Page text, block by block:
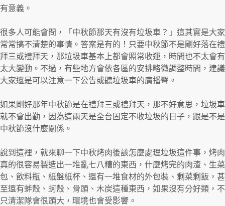
有意義。
很多人可能會問，「中秋節那天有沒有垃圾車？」這其實是大家
常常搞不清楚的事情。答案是有的！只要中秋節不是剛好落在禮
拜三或禮拜天，那垃圾車基本上都會照常收運，時間也不太會有
太大變動。不過，有些地方會依各區的安排略微調整時間，建議
大家還是可以注意一下公告或聽垃圾車的廣播聲。
如果剛好那年中秋節是在禮拜三或禮拜天，那不好意思，垃圾車
就不會出勤，因為這兩天是全台固定不收垃圾的日子，跟是不是
中秋節沒什麼關係。
說到這裡，就來聊一下中秋烤肉後該怎麼處理垃圾這件事，烤肉
真的很容易製造出一堆亂七八糟的東西，什麼烤完的肉渣、生菜
包、飲料瓶、紙盤紙杯、還有一堆食材的外包裝、剩菜剩飯，甚
至還有蚌殼、蚵殼、骨頭、木炭這種東西，如果沒有分好類，不
只清潔隊會很頭大，環境也會受影響。